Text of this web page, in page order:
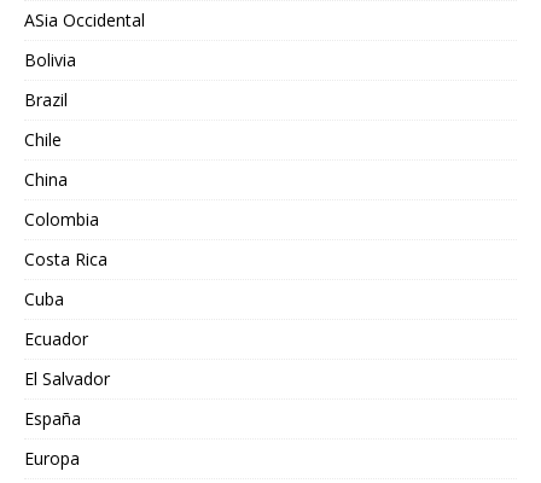
ASia Occidental
Bolivia
Brazil
Chile
China
Colombia
Costa Rica
Cuba
Ecuador
El Salvador
España
Europa